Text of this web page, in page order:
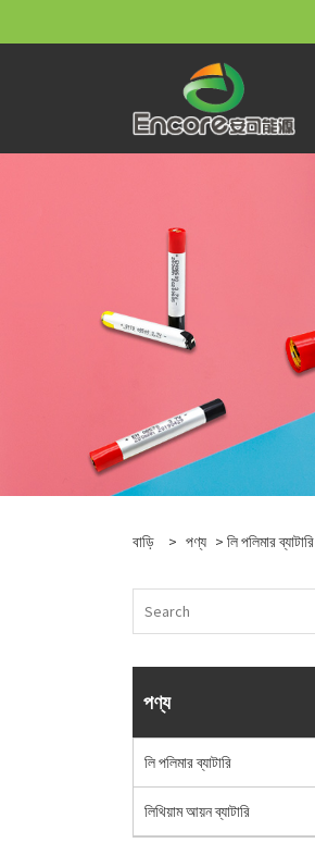
বাড়ি > পণ্য > লি পলিমার ব্যাটারি
পণ্য
লি পলিমার ব্যাটারি
লিথিয়াম আয়ন ব্যাটারি